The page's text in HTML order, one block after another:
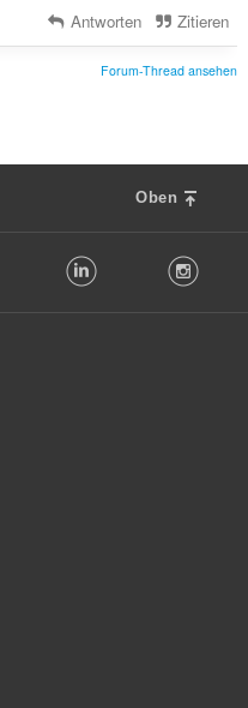
Antworten Zitieren
Forum-Thread ansehen
Oben
LinkedIn